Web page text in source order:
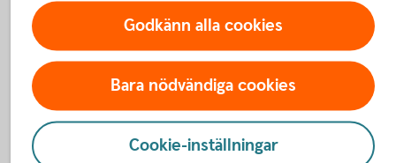
Blanketter
Ångerblankett Betalskydd (pdf)
Godkänn alla cookies
Bara nödvändiga cookies
Cookie-inställningar